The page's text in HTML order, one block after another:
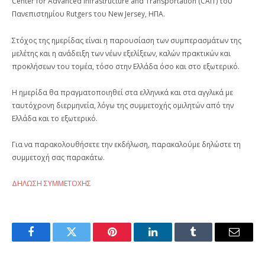
Πανεπιστημίου Rutgers του New Jersey, ΗΠΑ.
Στόχος της ημερίδας είναι η παρουσίαση των συμπερασμάτων της
μελέτης και η ανάδειξη των νέων εξελίξεων, καλών πρακτικών και
προκλήσεων του τομέα, τόσο στην Ελλάδα όσο και στο εξωτερικό.
Η ημερίδα θα πραγματοποιηθεί στα ελληνικά και στα αγγλικά με
ταυτόχρονη διερμηνεία, λόγω της συμμετοχής ομιλητών από την
Ελλάδα και το εξωτερικό.
Για να παρακολουθήσετε την εκδήλωση, παρακαλούμε δηλώστε τη
συμμετοχή σας παρακάτω.
ΔΗΛΩΣΗ ΣΥΜΜΕΤΟΧΗΣ
FacebookTwitter Pinterest LinkedInTumblr Email